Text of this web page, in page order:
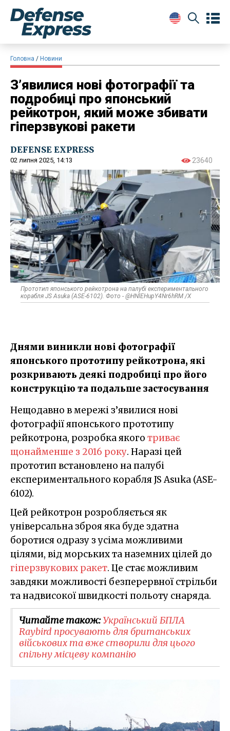
Головна Новини
З’явилися нові фотографії та
подробиці про японський
рейкотрон, який може збивати
гіперзвукові ракети
DEFENSE EXPRESS
02 липня 2025, 14:13 23640
Прототип японського рейкотрона на палубі експериментального
корабля JS Asuka (ASE-6102). Фото - @HNlEHupY4Nr6hRM /X
Днями виникли нові фотографії
японського прототипу рейкотрона, які
розкривають деякі подробиці про його
конструкцію та подальше застосування
Нещодавно в мережі з’явилися нові
фотографії японського прототипу
рейкотрона, розробка якого триває
щонайменше з 2016 року. Наразі цей
прототип встановлено на палубі
експериментального корабля JS Asuka (ASE-
6102).
Цей рейкотрон розробляється як
універсальна зброя яка буде здатна
боротися одразу з усіма можливими
цілями, від морських та наземних цілей до
гіперзвукових ракет. Це стає можливим
завдяки можливості безперервної стрільби
та надвисокої швидкості польоту снаряда.
Читайте також:Український БПЛА
Raybird просувають для британських
військових та вже створили для цього
спільну місцеву компанію